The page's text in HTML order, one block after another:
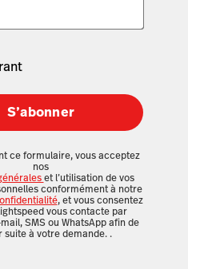
S’abonner
ce formulaire, vous acceptez
nos
et l’utilisation de vos
conformément à notre
, et vous consentez
vous contacte par
SMS ou WhatsApp afin de
suite à votre demande. .